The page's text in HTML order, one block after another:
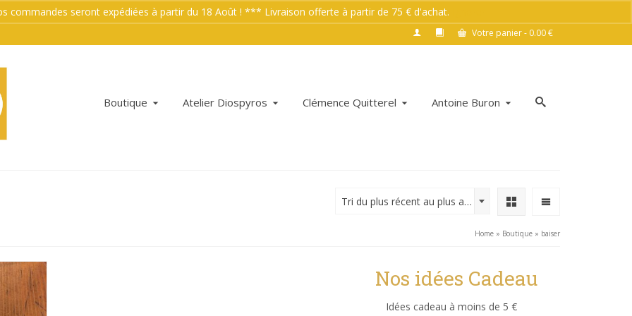
Votre panier- 0.00€
Boutique Atelier Diospyros Clémence Quitterel Antoine Buron
Tri du plus récent au plus ancien
Home » Boutique » baiser
Nos idées Cadeau
Idées cadeau à moins de 5 €
commandes seront expédiées à partir du 18 Août ! *** Livraison offerte à partir de 75 € d'achat.